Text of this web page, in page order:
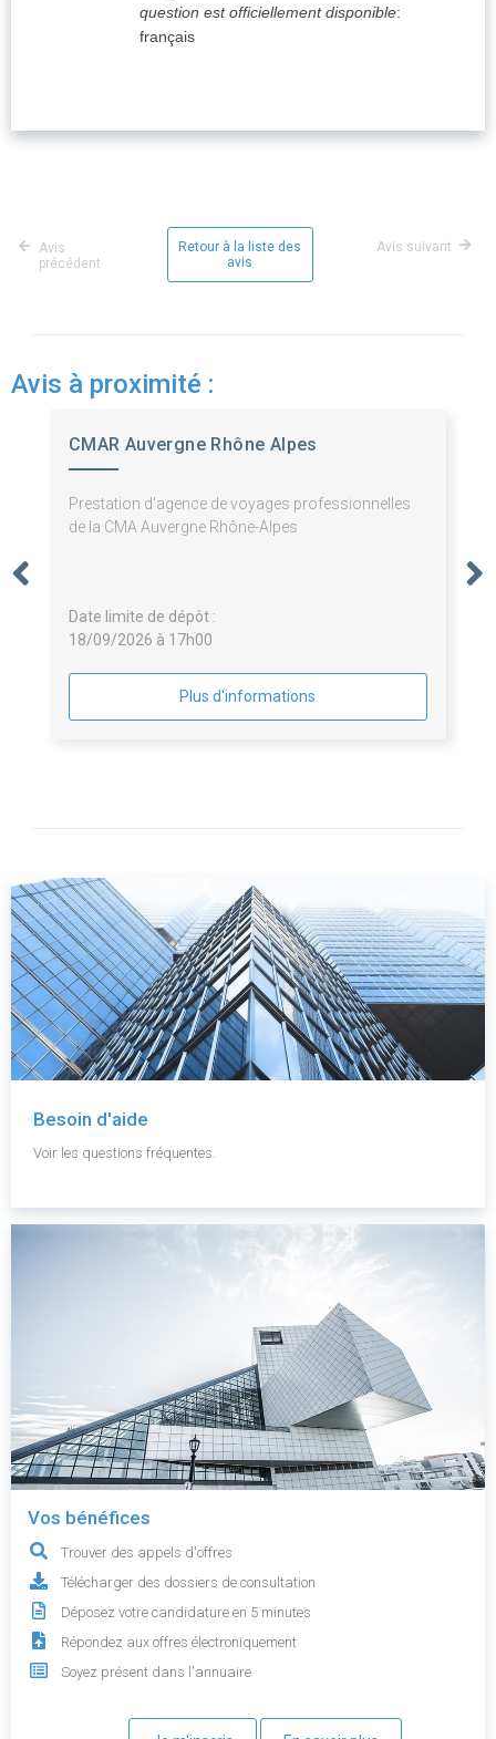
question est officiellement disponible:
français
Avis
précédent
Retour à la liste des
avis
Avis suivant
Avis à proximité :
CMAR Auvergne Rhône Alpes
Prestation d'agence de voyages professionnelles
de la CMA Auvergne Rhône-Alpes
Date limite de dépôt :
18/09/2026 à 17h00
Plus d'informations
Besoin d'aide
Voir les questions fréquentes.
Vos bénéfices
Trouver des appels d'offres
Télécharger des dossiers de consultation
Déposez votre candidature en 5 minutes
Répondez aux offres électroniquement
Soyez présent dans l'annuaire